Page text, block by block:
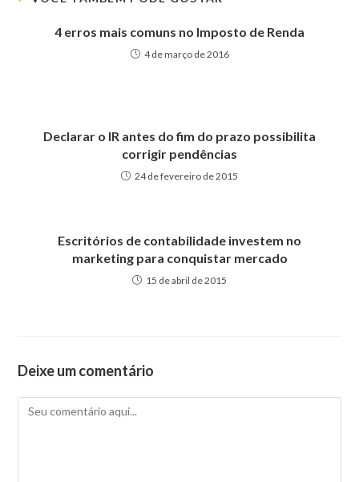
4 erros mais comuns no Imposto de Renda
4 de março de 2016
Declarar o IR antes do fim do prazo possibilita
corrigir pendências
24 de fevereiro de 2015
Escritórios de contabilidade investem no
marketing para conquistar mercado
15 de abril de 2015
Deixe um comentário